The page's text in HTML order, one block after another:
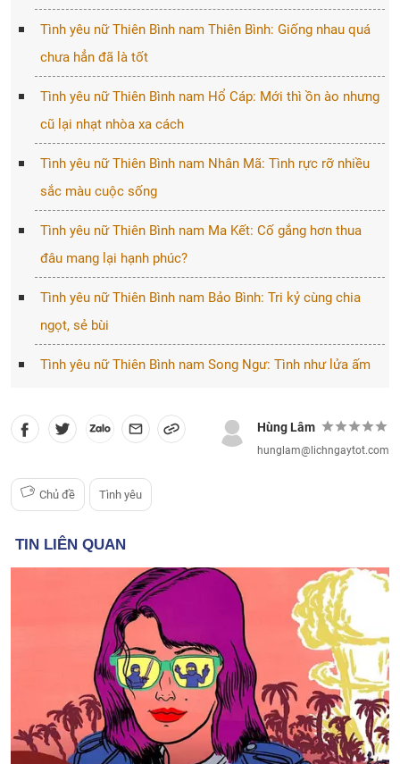
Tình yêu nữ Thiên Bình nam Thiên Bình: Giống nhau quá
chưa hẳn đã là tốt
Tình yêu nữ Thiên Bình nam Hổ Cáp: Mới thì ồn ào nhưng
cũ lại nhạt nhòa xa cách
Tình yêu nữ Thiên Bình nam Nhân Mã: Tình rực rỡ nhiều
sắc màu cuộc sống
Tình yêu nữ Thiên Bình nam Ma Kết: Cố gắng hơn thua
đâu mang lại hạnh phúc?
Tình yêu nữ Thiên Bình nam Bảo Bình: Tri kỷ cùng chia
ngọt, sẻ bùi
Tình yêu nữ Thiên Bình nam Song Ngư: Tình như lửa ấm
Hùng Lâm
hunglam@lichngaytot.com
Chủ đề Tình yêu